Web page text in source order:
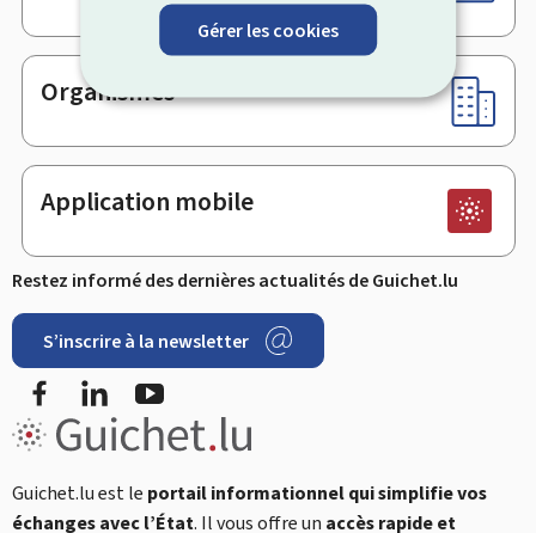
Gérer les cookies
Organismes
Application mobile
Restez informé des dernières actualités de Guichet.lu
S’inscrire à la newsletter
FacebookLinkedIn
Guichet.lu est le portail informationnel qui simplifie vos
échanges avec l’État. Il vous offre un accès rapide et